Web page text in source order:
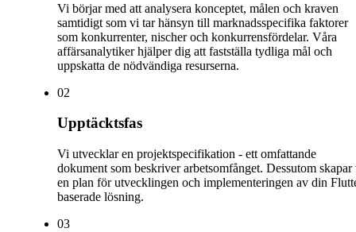
Vi börjar med att analysera konceptet, målen och kraven
samtidigt som vi tar hänsyn till marknadsspecifika faktorer
som konkurrenter, nischer och konkurrensfördelar. Våra
affärsanalytiker hjälper dig att fastställa tydliga mål och
uppskatta de nödvändiga resurserna.
02
Upptäcktsfas
Vi utvecklar en projektspecifikation - ett omfattande
dokument som beskriver arbetsomfånget. Dessutom skapar
en plan för utvecklingen och implementeringen av din
baserade lösning.
03